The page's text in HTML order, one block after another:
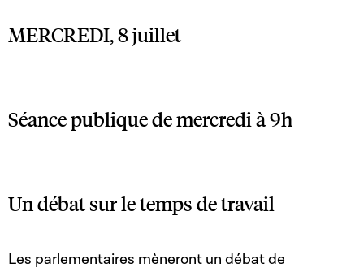
MERCREDI, 8 juillet
Séance publique de mercredi à 9h
Un débat sur le temps de travail
Les parlementaires mèneront un débat de